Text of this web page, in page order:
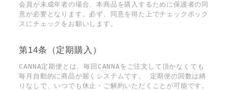
会員が未成年者の場合、本商品を購入するために保護者の同
意が必要となります。必ず、同意を得た上でチェックボック
スにチェックをお願いします。
第14条（定期購入）
CANNA定期便とは、毎回CANNAをご注文して頂かなくても
毎月自動的に商品が届くシステムです。 定期便の回数は縛
りなしで、いつでも休止・ご解約いただくことが可能です。